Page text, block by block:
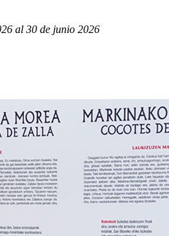
al 30 de junio 2026